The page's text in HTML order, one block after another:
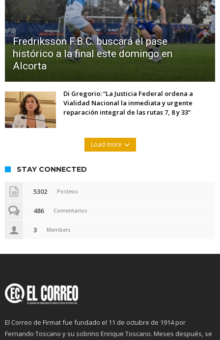
Fredriksson F.B.C. buscará el pase
histórico a la final este domingo en
Alcorta
Di Gregorio: “La Justicia Federal ordena a
Vialidad Nacional la inmediata y urgente
reparación integral de las rutas 7, 8 y 33”
Load more
STAY CONNECTED
5302 Posteos
486 Comentarios
3 Members
El Correo de Firmat fue fundado el 11 de octubre de 1914 por
Fernando Toscano y su sobrino Enrique Toscano. Meses después, se